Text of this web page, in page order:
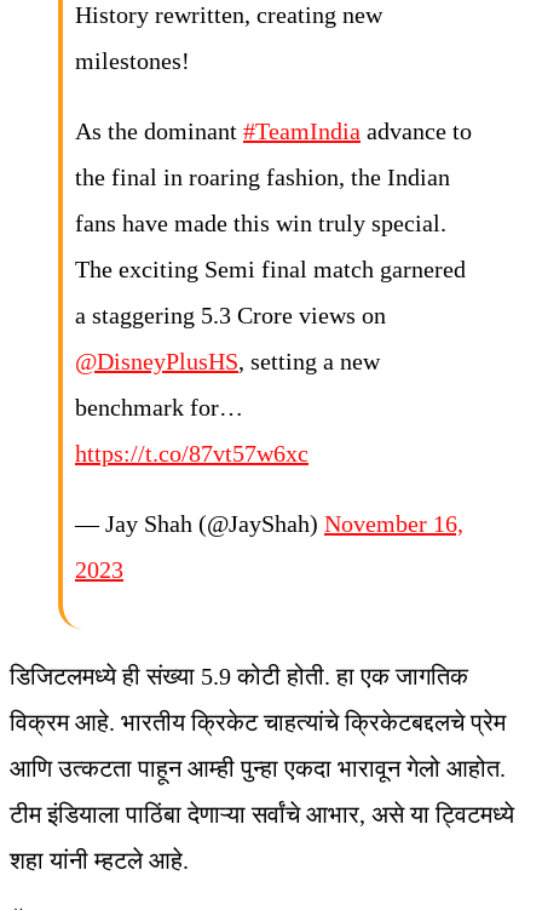
History rewritten, creating new
milestones!
As the dominant #TeamIndia advance to
the final in roaring fashion, the Indian
fans have made this win truly special.
The exciting Semi final match garnered
a staggering 5.3 Crore views on
@DisneyPlusHS, setting a new
benchmark for…
https://t.co/87vt57w6xc
— Jay Shah (@JayShah) November 16,
2023
डिजिटलमध्ये ही संख्या 5.9 कोटी होती. हा एक जागतिक
विक्रम आहे. भारतीय क्रिकेट चाहत्यांचे क्रिकेटबद्दलचे प्रेम
आणि उत्कटता पाहून आम्ही पुन्हा एकदा भारावून गेलो आहोत.
टीम इंडियाला पाठिंबा देणाऱ्या सर्वांचे आभार, असे या ट्विटमध्ये
शहा यांनी म्हटले आहे.